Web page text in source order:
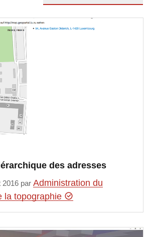
des adresses
2016 parAdministration du
la topographie